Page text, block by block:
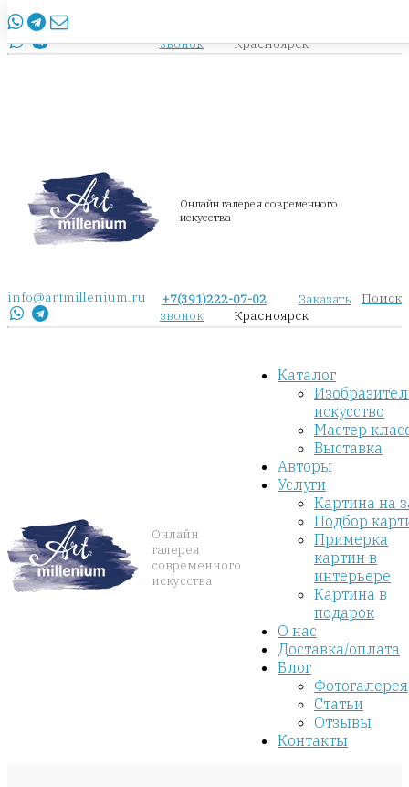
info@artmillenium.ru
звонок
Красноярск
Онлайн галерея современного
искусства
info@artmillenium.ru +7(391)222-07-02
Заказать
звонок
Красноярск
Поиск
Онлайн
галерея
современного
искусства
Каталог
искусство
Мастер
Выставка
Авторы
Услуги
Картина на
Подбор
Примерка
картин в
интерьере
Картина в
подарок
О нас
Доставка/оплата
Блог
Фотогалерея
Статьи
Отзывы
Контакты